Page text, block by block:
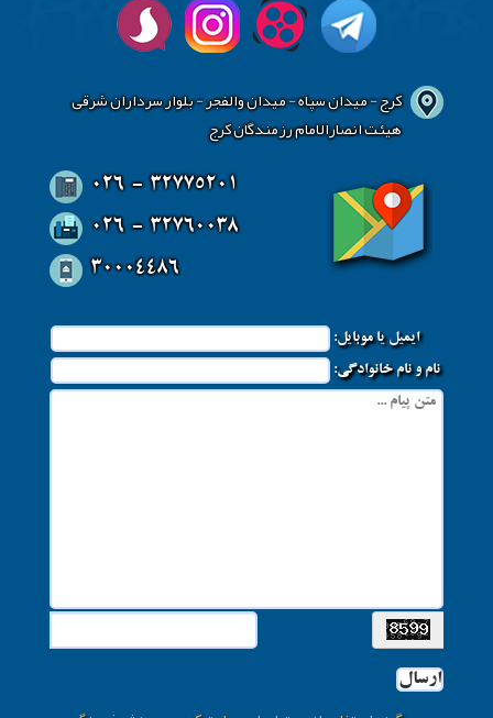
کرج - میدان سپاه - میدان والفجر - بلوار سرداران شرقی
هیئت انصارالامام رزمندگان کرج
026 - 32775201
026 - 32760038
30004486
ایمیل یا موبایل:
نام و نام خانوادگی:
ارسال